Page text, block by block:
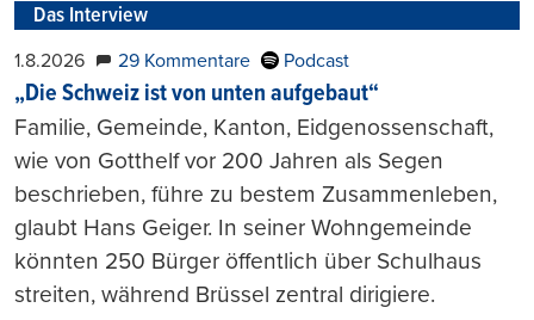
Das Interview
1.8.2026 29 Kommentare Podcast
„Die Schweiz ist von unten aufgebaut“
Familie, Gemeinde, Kanton, Eidgenossenschaft,
wie von Gotthelf vor 200 Jahren als Segen
beschrieben, führe zu bestem Zusammenleben,
glaubt Hans Geiger. In seiner Wohngemeinde
könnten 250 Bürger öffentlich über Schulhaus
streiten, während Brüssel zentral dirigiere.